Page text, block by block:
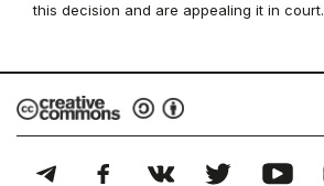
this decision and are appealing it in court.